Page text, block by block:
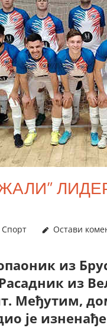
Спорт Остави
из
из
Међутим,
је